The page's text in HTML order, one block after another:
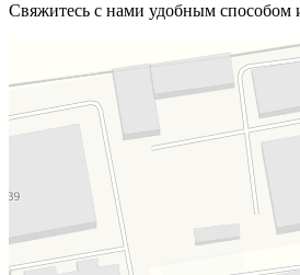
Свяжитесь с нами удобным способом